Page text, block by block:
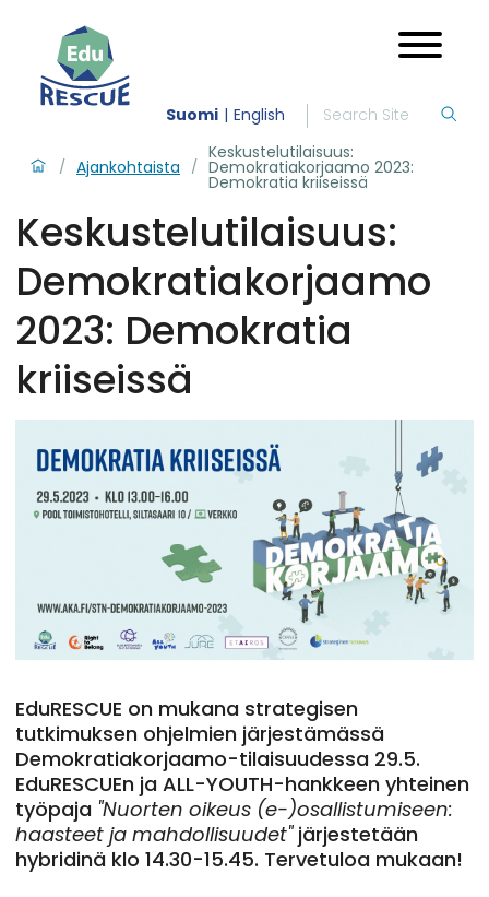
Suomi English
/ Ajankohtaista /
Keskustelutilaisuus:
Demokratiakorjaamo 2023:
Demokratia kriiseissä
Keskustelutilaisuus:
Demokratiakorjaamo
2023: Demokratia
kriiseissä
EduRESCUE on mukana strategisen
tutkimuksen ohjelmien järjestämässä
Demokratiakorjaamo-tilaisuudessa 29.5.
EduRESCUEn ja ALL-YOUTH-hankkeen yhteinen
työpaja "Nuorten oikeus (e-)osallistumiseen:
haasteet ja mahdollisuudet"järjestetään
hybridinä klo 14.30-15.45. Tervetuloa mukaan!